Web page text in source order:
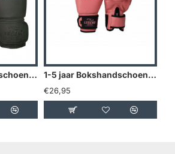
1-5 jaar Bokshandschoenen kind 2OZ Mat Zwart - Maat: 2oz 1-5 jaar Bokshandschoenen kind 2OZ Roze - Maat: 2oz
€26,95